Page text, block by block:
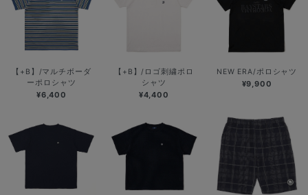
【+B】/マルチボーダ
ーポロシャツ
¥6,400
【+B】/ロゴ刺繍ポロ
シャツ
¥4,400
NEW ERA/ポロシャツ
¥9,900